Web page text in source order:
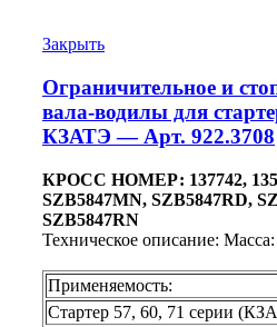
Закрыть
Ограничительное и
вала-водилы для
КЗАТЭ — Арт. 922.3708
КРОСС НОМЕР: 137742,
SZB5847MN, SZB5847RD,
SZB5847RN
Техническое описание:
Применяемость:
Стартер 57, 60, 71 серии